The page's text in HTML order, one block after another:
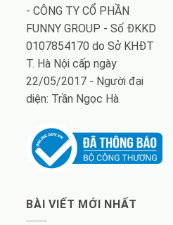
- CÔNG TY CỔ PHẦN
FUNNY GROUP - Số ĐKKD
0107854170 do Sở KHĐT
T. Hà Nội cấp ngày
22/05/2017 - Người đại
diện: Trần Ngọc Hà
BÀI VIẾT MỚI NHẤT